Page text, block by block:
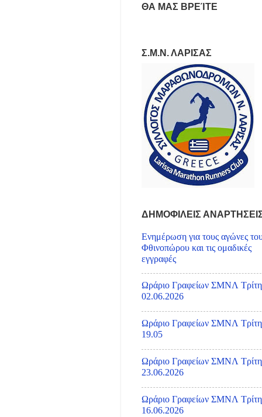
ΘΑ ΜΑΣ ΒΡΕΊΤΕ
Σ.Μ.Ν. ΛΑΡΙΣΑΣ
ΔΗΜΟΦΙΛΕΙΣ
Ενημέρωση για τους αγώνες
Φθινοπώρου και τις ομαδικές
εγγραφές
Ωράριο Γραφείων ΣΜΝΛ Τρίτη
02.06.2026
Ωράριο Γραφείων ΣΜΝΛ Τρίτη
19.05
Ωράριο Γραφείων ΣΜΝΛ Τρίτη
23.06.2026
Ωράριο Γραφείων ΣΜΝΛ Τρίτη
16.06.2026